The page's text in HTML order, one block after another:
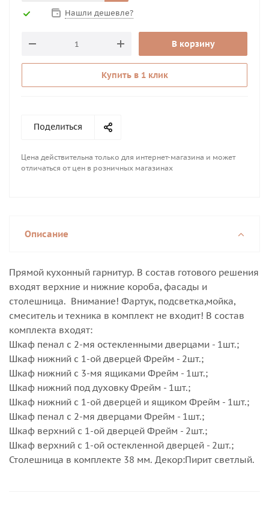
Нашли дешевле?
В корзину
Купить в 1 клик
Поделиться
Цена действительна только для интернет-магазина и может
отличаться от цен в розничных магазинах
Описание
Прямой кухонный гарнитур. В состав готового решения
входят верхние и нижние короба, фасады и
столешница. Внимание! Фартук, подсветка,мойка,
смеситель и техника в комплект не входит! В состав
комплекта входят:
Шкаф пенал с 2-мя остекленными дверцами - 1шт.;
Шкаф нижний с 1-ой дверцей Фрейм - 2шт.;
Шкаф нижний с 3-мя ящиками Фрейм - 1шт.;
Шкаф нижний под духовку Фрейм - 1шт.;
Шкаф нижний с 1-ой дверцей и ящиком Фрейм - 1шт.;
Шкаф пенал с 2-мя дверцами Фрейм - 1шт.;
Шкаф верхний с 1-ой дверцей Фрейм - 2шт.;
Шкаф верхний с 1-ой остекленной дверцей - 2шт.;
Столешница в комплекте 38 мм. Декор:Пирит светлый.